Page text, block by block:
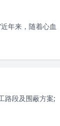
年来，随着心血
路段及围蔽方案;